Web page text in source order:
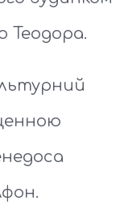
Теодора.